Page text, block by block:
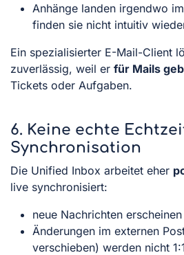
Anhänge landen irgendwo
finden sie nicht intuitiv
Ein spezialisierter E-Mail-Client
zuverlässig, weil er für Mails
Tickets oder Aufgaben.
6. Keine echte
Synchronisation
Die Unified Inbox arbeitet eher
live synchronisiert:
neue Nachrichten
Änderungen im externen
verschieben) werden nicht